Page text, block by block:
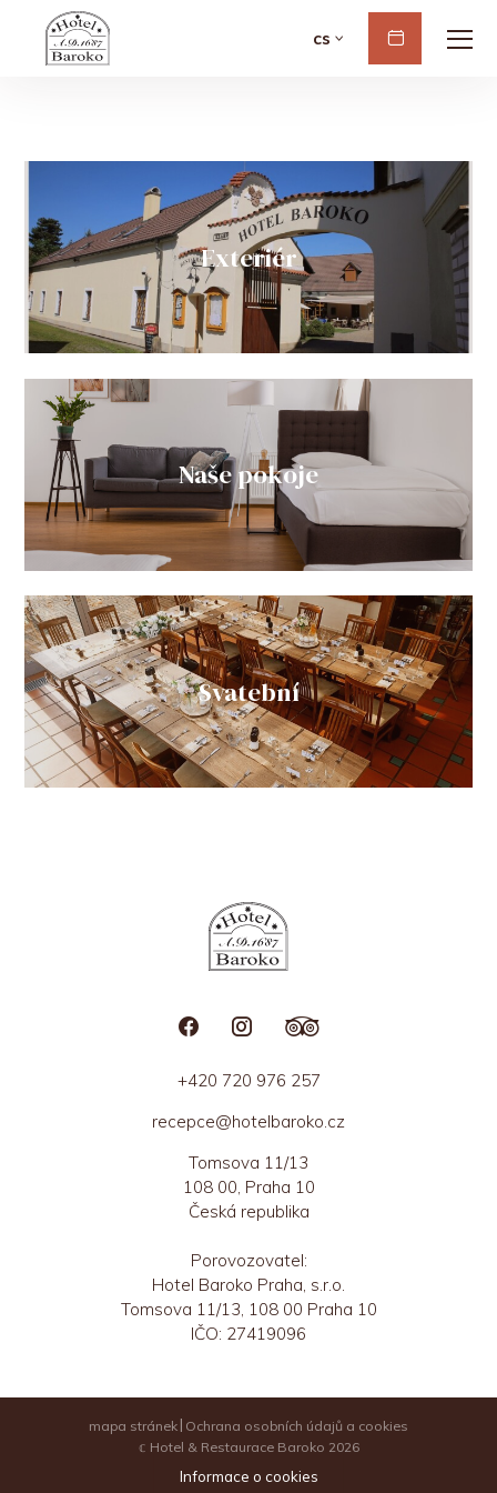
cs Rezervovat
Exteriér
Naše pokoje
Svatební
+420 720 976 257
recepce@hotelbaroko.cz
Tomsova 11/13
108 00, Praha 10
Česká republika
Porovozovatel:
Hotel Baroko Praha, s.r.o.
Tomsova 11/13, 108 00 Praha 10
IČO: 27419096
mapa stránek Ochrana osobních údajů a cookies
𝕔 Hotel & Restaurace Baroko 2026
Web vytvořilo